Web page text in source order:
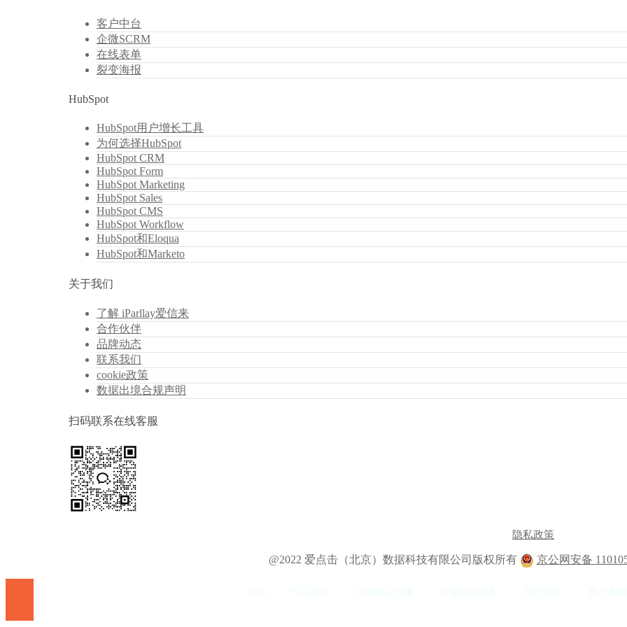
客户中台
企微SCRM
在线表单
裂变海报
HubSpot
HubSpot用户增长工具
为何选择HubSpot
HubSpot CRM
HubSpot Form
HubSpot Marketing
HubSpot Sales
HubSpot CMS
HubSpot Workflow
HubSpot和Eloqua
HubSpot和Marketo
关于我们
了解 iParllay爱信来
合作伙伴
品牌动态
联系我们
cookie政策
数据出境合规声明
扫码联系在线客服
隐私政策
@2022 爱点击（北京）数据科技有限公司版权所有 京公网安备